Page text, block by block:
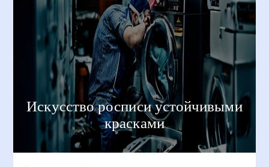
Искусство росписи устойчивыми
красками